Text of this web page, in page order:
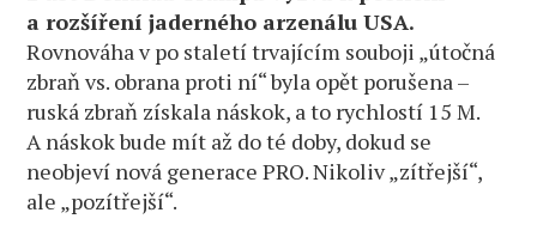
a rozšíření jaderného arzenálu USA.
Rovnováha v po staletí trvajícím souboji „útočná
zbraň vs. obrana proti ní“ byla opět porušena –
ruská zbraň získala náskok, a to rychlostí 15 M.
A náskok bude mít až do té doby, dokud se
neobjeví nová generace PRO. Nikoliv „zítřejší“,
ale „pozítřejší“.